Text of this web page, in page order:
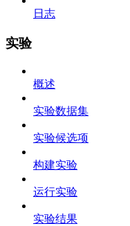
日志
实验
概述
实验数据集
实验候选项
构建实验
运行实验
实验结果